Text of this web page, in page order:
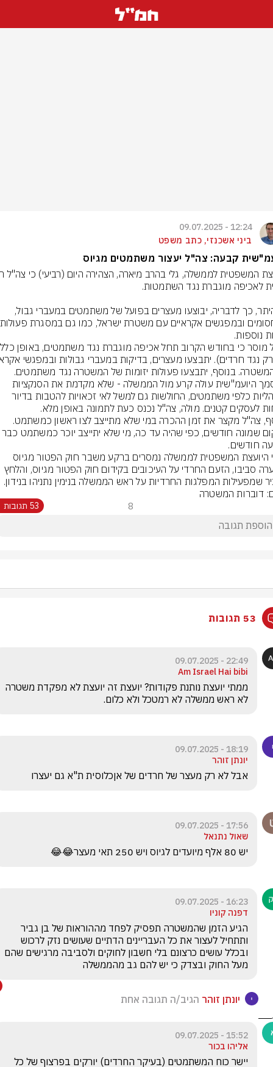
12:24 - 09.07.2025
ביני אשכנזי, כתב משפט
קבעה: צה"ל יעצור משתמטים מגיוס
נוספות.
ממסמך היועמ"שית עולה קרע מול הממשלה - שלא מקדמת את הסנקציות
המנהליות כלפי משתמטים, החולשות גם למשל לאי זכאויות להטבות בדיור
חודשים.
שמפעילות המפלגות החרדיות על ראש הממשלה בנימין נתניהו בנידון.
דוברות המשטרה
8 53 תגובות
53 תגובות
22:49 - 09.07.2025
Am Israel Hai bibi
לא ראש ממשלה לא רמטכל ולא כלום.
18:19 - 09.07.2025
יונתן זוהר
אבל לא רק מעצר של חרדים של אןכלוסית ת"א גם יעצרו
17:56 - 09.07.2025
שאול נתנאל
יש 80 אלף מיועדים לגיוס ויש 250 תאי מעצר😂😂
16:23 - 09.07.2025
דפנה קוניו
מעל החוק ובצדק כי יש להם גב מהממשלה
יונתן זוהר הגיב/ה תגובה אחת
15:52 - 09.07.2025
אליהו בכור